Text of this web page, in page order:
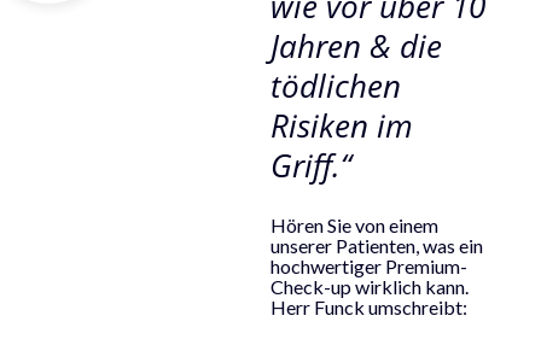
Jahren & die
tödlichen
Risiken im
Griff.“
Hören Sie von einem
unserer Patienten, was ein
hochwertiger Premium-
Check-up wirklich kann.
Herr Funck umschreibt: